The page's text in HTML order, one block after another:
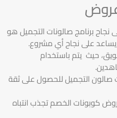
برنامج صالونات التجميل هو
يساعد على نجاح أي مشروع.
حيث يتم باستخدام
التجميل للحصول على ثقة
كوبونات الخصم تجذب انتباه